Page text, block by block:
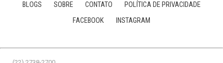
BLOGS SOBRE CONTATO
POLÍTICA DE PRIVACIDADE
FACEBOOK
INSTAGRAM